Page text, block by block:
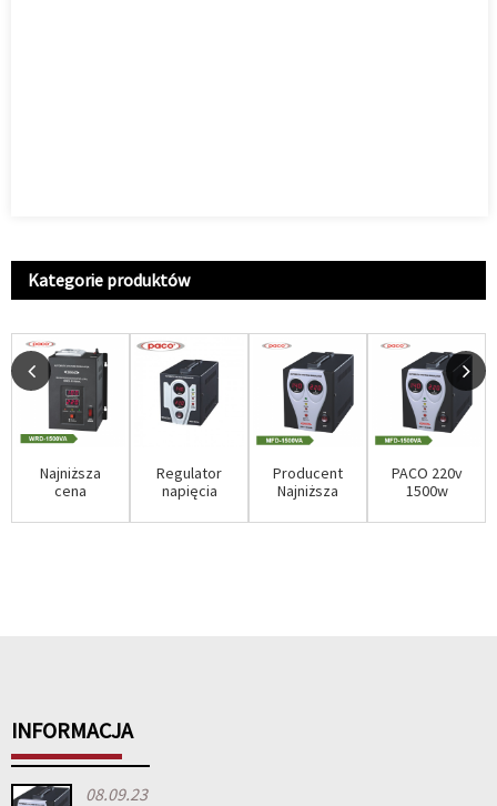
Kategorie produktów
Najniższa
cena
Mingch Tsd
Regulator
napięcia
Ac 220v
Producent
Najniższa
1500w
PACO 220v
1500w
regulator
INFORMACJA
08.09.23